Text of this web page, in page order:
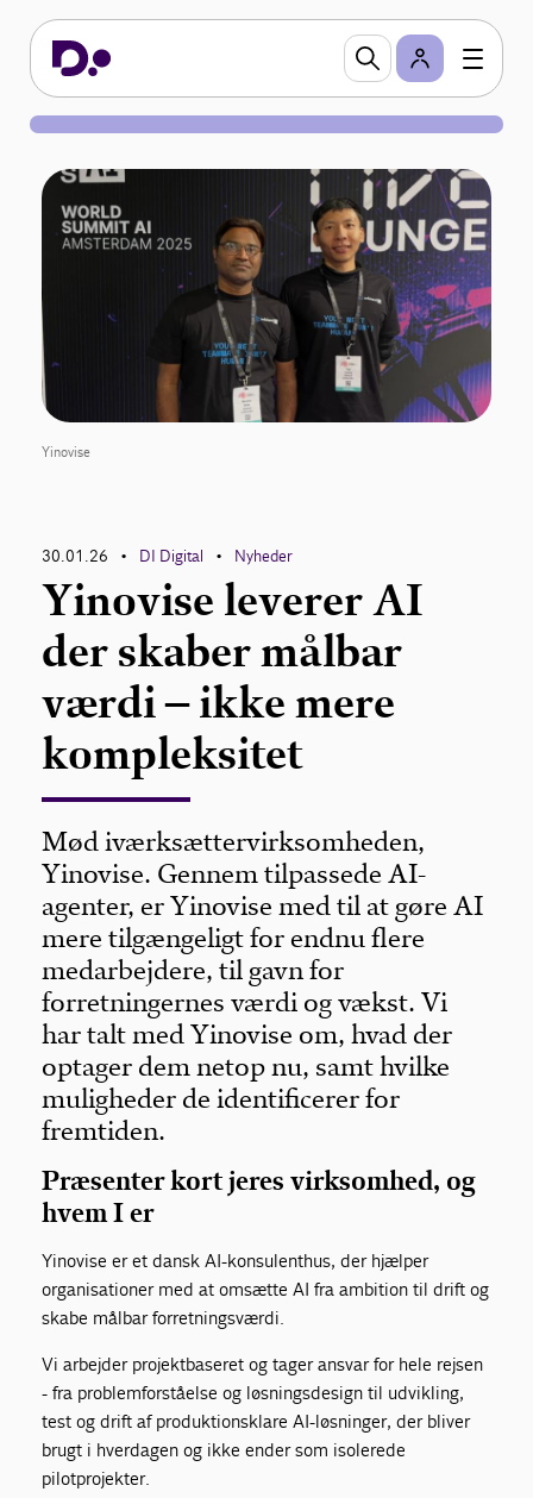
Yinovise
30.01.26 • DI Digital • Nyheder
Yinovise leverer AI
der skaber målbar
værdi – ikke mere
kompleksitet
Mød iværksættervirksomheden,
Yinovise. Gennem tilpassede AI-
agenter, er Yinovise med til at gøre AI
mere tilgængeligt for endnu flere
medarbejdere, til gavn for
forretningernes værdi og vækst. Vi
har talt med Yinovise om, hvad der
optager dem netop nu, samt hvilke
muligheder de identificerer for
fremtiden.
Præsenter kort jeres virksomhed, og
hvem I er
Yinovise er et dansk AI-konsulenthus, der hjælper
organisationer med at omsætte AI fra ambition til drift og
skabe målbar forretningsværdi.
Vi arbejder projektbaseret og tager ansvar for hele rejsen
- fra problemforståelse og løsningsdesign til udvikling,
test og drift af produktionsklare AI-løsninger, der bliver
brugt i hverdagen og ikke ender som isolerede
pilotprojekter.